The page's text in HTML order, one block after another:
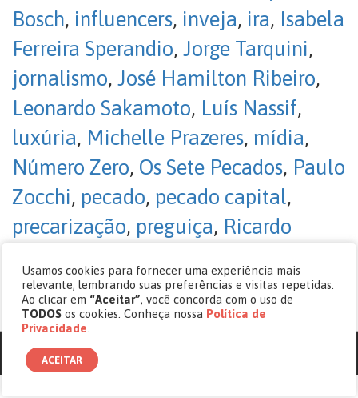
Bosch, influencers, inveja, ira, Isabela
Ferreira Sperandio, Jorge Tarquini,
jornalismo, José Hamilton Ribeiro,
Leonardo Sakamoto, Luís Nassif,
luxúria, Michelle Prazeres, mídia,
Número Zero, Os Sete Pecados, Paulo
Zocchi, pecado, pecado capital,
precarização, preguiça, Ricardo
Vilém Flusser,youtubers
Sem comentários
© copyright 2017 - 2026 Revista Cásper.
Usamos cookies para fornecer uma experiência mais
relevante, lembrando suas preferências e visitas repetidas.
Ao clicar em “Aceitar”, você concorda com o uso de
TODOS os cookies. Conheça nossa Política de
Privacidade
ACEITAR